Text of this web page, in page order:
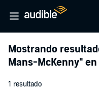
Mostrando
Mans-McKenny" en
1 resultado